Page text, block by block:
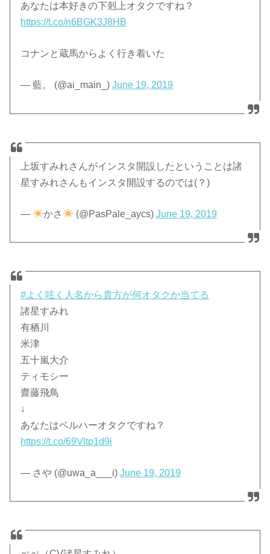
あなたは本好きの下剋上オタクですね？
https://t.co/n6BGK3J8HB
コナンと蔵馬からよく行き着いた
— 藍。 (@ai_main_)June 19, 2019
上坂すみれさんがインスタ開設したということは諸
星すみれさんもインスタ開設するのでは(？)
— かさ (@PasPale_aycs) June 19, 2019
#よく呟く人名から貴方が何オタクか当てる
諸星すみれ
有栖川
米津
五十嵐大介
ティモシー
齋藤飛鳥
↓
あなたはベルハーオタクですね？
https://t.co/69Vltp1d9i
— さや (@uwa_a___i)June 19, 2019